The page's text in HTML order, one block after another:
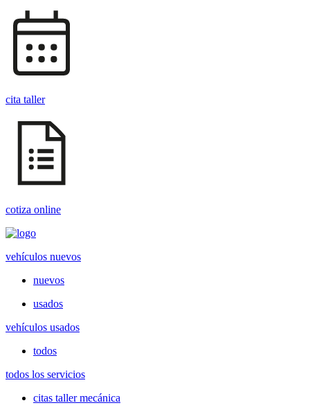
cita taller
cotiza online
vehículos nuevos
nuevos
usados
vehículos usados
todos
todos los servicios
citas taller mecánica